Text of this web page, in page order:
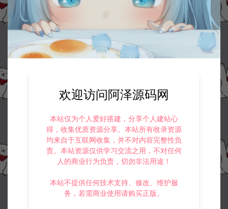
欢迎访问阿泽源码网
本站仅为个人爱好搭建，分享个人建站心
得，收集优质资源分享。本站所有收录资源
均来自于互联网收集，并不对内容完整性负
责。本站资源仅供学习交流之用，不对任何
人的商业行为负责，切勿非法用途！
本站不提供任何技术支持、修改、维护服
务，若需商业使用请购买正版。